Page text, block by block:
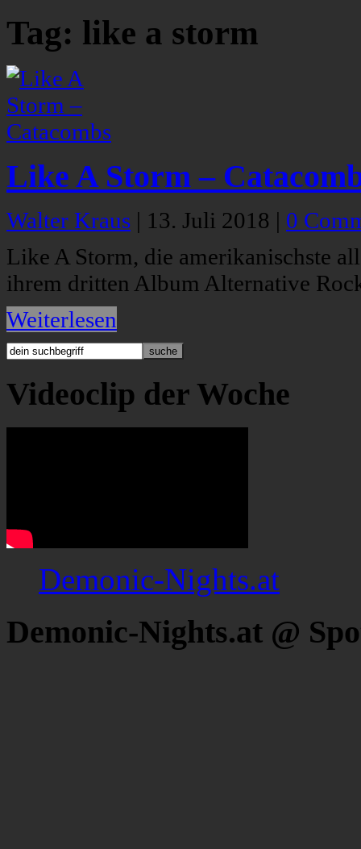
Tag: like a storm
Like A Storm –
Walter Kraus | 13. Juli 2018 | 0
Like A Storm, die amerikanischste
ihrem dritten Album Alternative
Weiterlesen
Videoclip der Woche
Demonic-Nights.at
Demonic-Nights.at @